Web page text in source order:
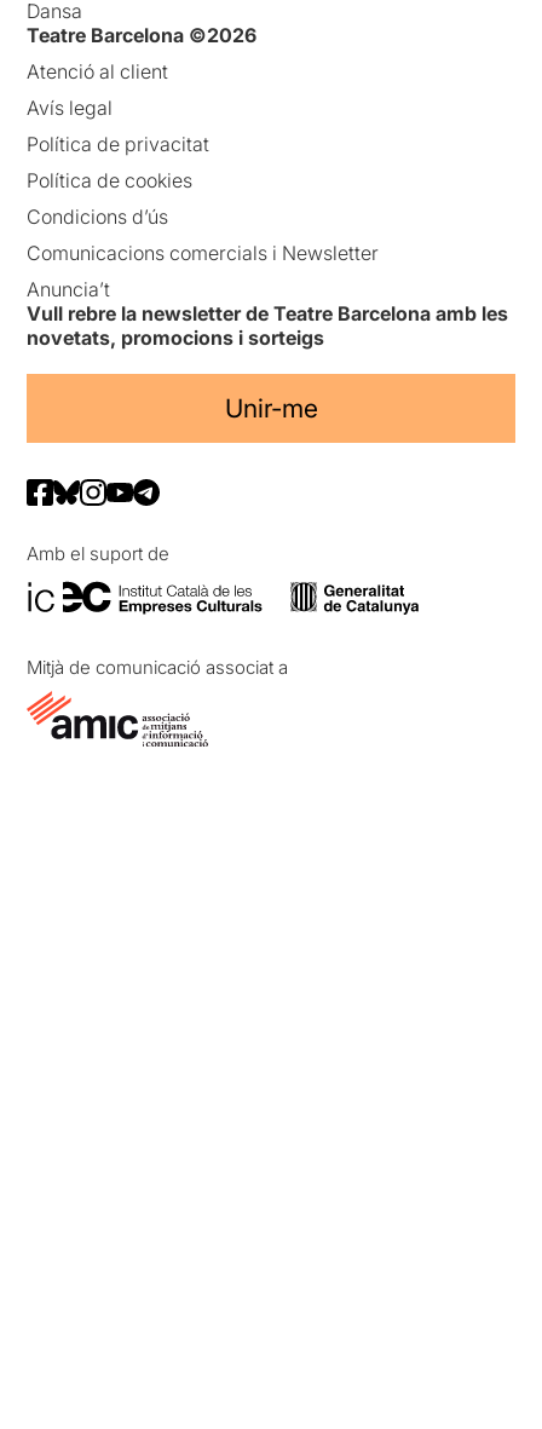
Dansa
Teatre Barcelona ©2026
Atenció al client
Avís legal
Política de privacitat
Política de cookies
Condicions d’ús
Comunicacions comercials i Newsletter
Anuncia’t
Vull rebre la newsletter de Teatre Barcelona amb les
novetats, promocions i sorteigs
Unir-me
Amb el suport de
Mitjà de comunicació associat a